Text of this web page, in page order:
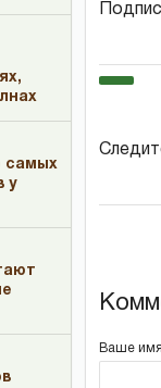
самых
у
Ваше имя